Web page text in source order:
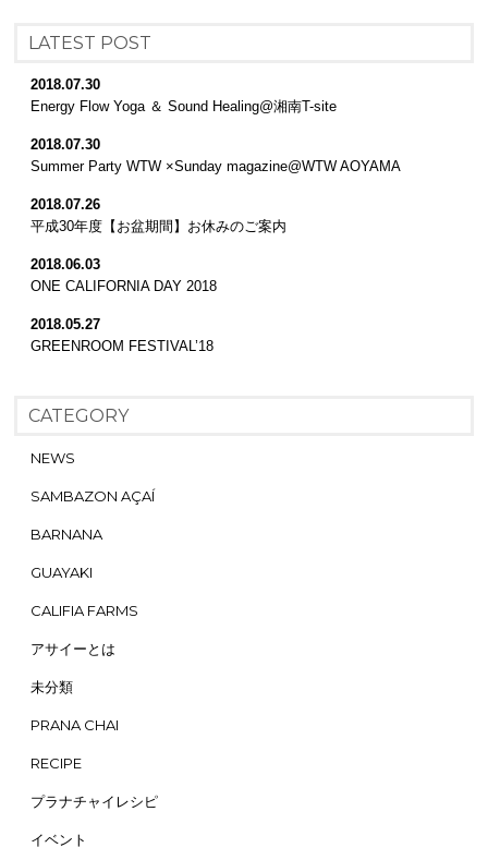
LATEST POST
2018.07.30
Energy Flow Yoga ＆ Sound Healing@湘南T-site
2018.07.30
Summer Party WTW ×Sunday magazine@WTW AOYAMA
2018.07.26
平成30年度【お盆期間】お休みのご案内
2018.06.03
ONE CALIFORNIA DAY 2018
2018.05.27
GREENROOM FESTIVAL’18
CATEGORY
NEWS
SAMBAZON AÇAÍ
BARNANA
GUAYAKI
CALIFIA FARMS
アサイーとは
未分類
PRANA CHAI
RECIPE
プラナチャイレシピ
イベント